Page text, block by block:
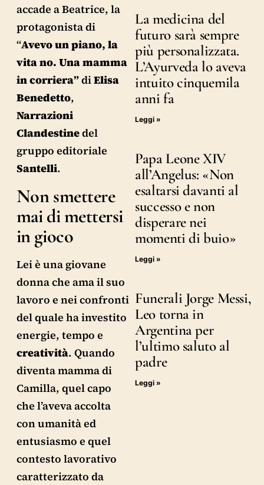
accade a Beatrice, la
protagonista di
“Avevo un piano, la
vita no. Una mamma
in corriera”diElisa
Benedetto,
Narrazioni
Clandestinedel
gruppo editoriale
Santelli.
Non smettere
mai di mettersi
in gioco
Lei è una giovane
donna che ama il suo
lavoro e nei confronti
del quale ha investito
energie, tempo e
creatività. Quando
diventa mamma di
Camilla, quel capo
che l’aveva accolta
con umanità ed
entusiasmo e quel
contesto lavorativo
caratterizzato da
La medicina del
futuro sarà sempre
più personalizzata.
L’Ayurveda lo aveva
intuito cinquemila
anni fa
Leggi »
Papa Leone XIV
all’Angelus: «Non
esaltarsi davanti al
successo e non
disperare nei
momenti di buio»
Leggi »
Funerali Jorge Messi,
Leo torna in
Argentina per
l’ultimo saluto al
padre
Leggi »